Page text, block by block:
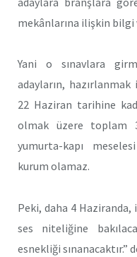
mekânlarına ilişkin bilgi
Yani o sınavlara
adayların, hazırlanmak
22 Haziran tarihine
olmak üzere toplam
yumurta-kapı
kurum olamaz.
Peki, daha 4 Haziranda,
ses niteliğine
esnekliği sınanacaktır.”